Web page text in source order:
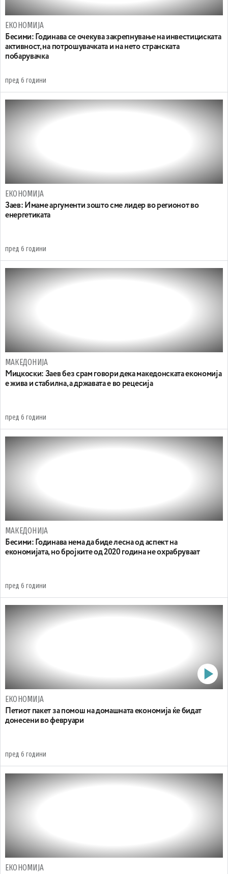
ЕКОНОМИЈА
Бесими: Годинава се очекува закрепнување на инвестициската
активност, на потрошувачката и на нето странската
побарувачка
пред 6 години
ЕКОНОМИЈА
Заев: Имаме аргументи зошто сме лидер во регионот во
енергетиката
пред 6 години
МАКЕДОНИЈА
Мицкоски: Заев без срам говори дека македонската економија
е жива и стабилна, а државата е во рецесија
пред 6 години
МАКЕДОНИЈА
Бесими: Годинава нема да биде лесна од аспект на
економијата, но бројките од 2020 година не охрабруваат
пред 6 години
ЕКОНОМИЈА
Петиот пакет за помош на домашната економија ќе бидат
донесени во февруари
пред 6 години
ЕКОНОМИЈА